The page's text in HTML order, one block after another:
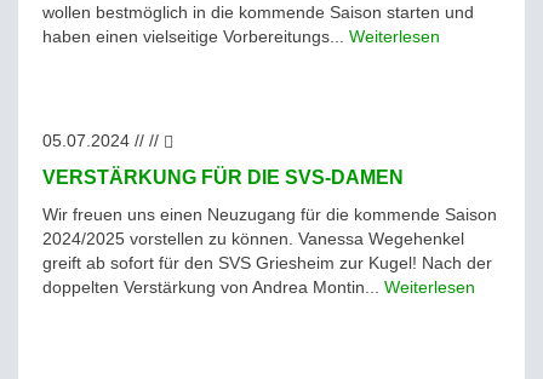
wollen bestmöglich in die kommende Saison starten und
haben einen vielseitige Vorbereitungs... Weiterlesen
05.07.2024 // //
VERSTÄRKUNG FÜR DIE SVS-DAMEN
Wir freuen uns einen Neuzugang für die kommende Saison
2024/2025 vorstellen zu können. Vanessa Wegehenkel
greift ab sofort für den SVS Griesheim zur Kugel! Nach der
doppelten Verstärkung von Andrea Montin... Weiterlesen